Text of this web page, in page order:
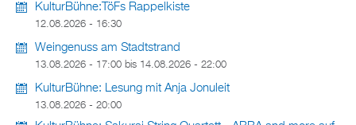
KulturBühne:TöFs Rappelkiste
12.08.2026 - 16:30
Weingenuss am Stadtstrand
13.08.2026 - 17:00 bis 14.08.2026 - 22:00
KulturBühne: Lesung mit Anja Jonuleit
13.08.2026 - 20:00